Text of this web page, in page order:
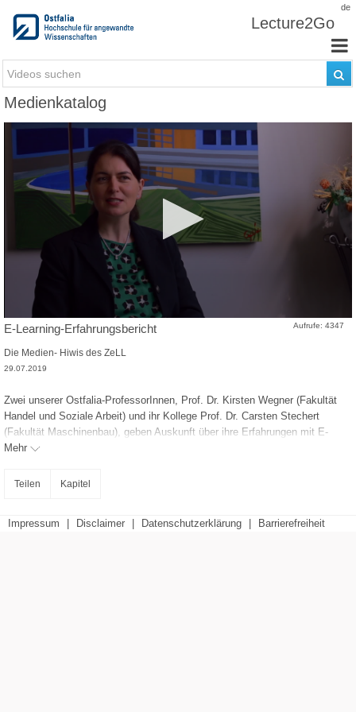
de
Lecture2Go
Medienkatalog
Aufrufe: 4347
E-Learning-Erfahrungsbericht
Die Medien- Hiwis des ZeLL
29.07.2019
Zwei unserer Ostfalia-ProfessorInnen, Prof. Dr. Kirsten Wegner (Fakultät
Handel und Soziale Arbeit) und ihr Kollege Prof. Dr. Carsten Stechert
(Fakultät Maschinenbau), geben Auskunft über ihre Erfahrungen mit E-
Learning in der Hochschullehre.
Mehr
Teilen Kapitel
Impressum Disclaimer Datenschutzerklärung Barrierefreiheit